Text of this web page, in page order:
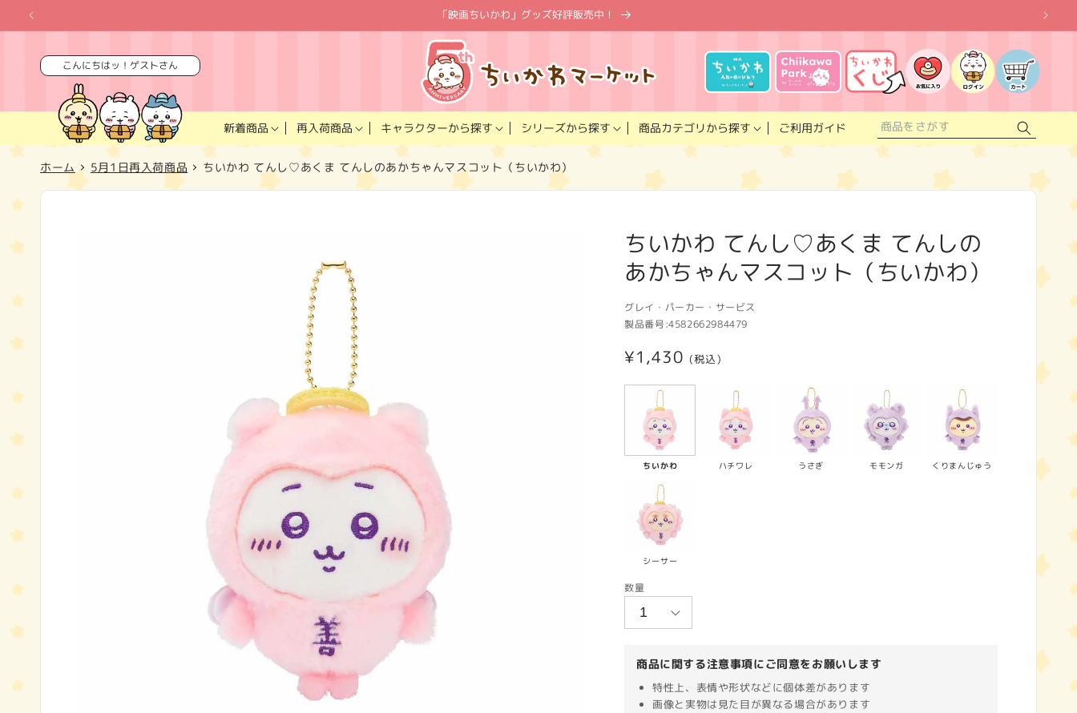
ンツに
進む
「映画ちいかわ」グッズ好評販売中！
こんにちはッ！ゲストさん
新着商品 再入荷商品 キャラクターから探す シリーズから探す 商品カテゴリから探す ご利用ガイド
入
り
ス
ト
グ
イ
カ
ー
ト
ホーム 5月1日再入荷商品 ちいかわ てんし♡あくま てんしのあかちゃんマスコット（ちいかわ）
ちいかわ てんし♡あくま てんしの
あかちゃんマスコット（ちいかわ）
グレイ・パーカー・サービス
製品番号:4582662984479
通
常
¥1,430 (税込)
ちいかわ ハチワレ うさぎ モモンガ くりまんじゅう
シーサー
数量
商品に関する注意事項にご同意をお願いします
特性上、表情や形状などに個体差があります
画像と実物は見た目が異なる場合があります